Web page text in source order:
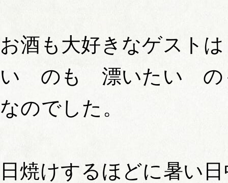
お酒も大好きなゲスト
い のも 漂いたい の
なのでした。
日焼けするほどに暑い